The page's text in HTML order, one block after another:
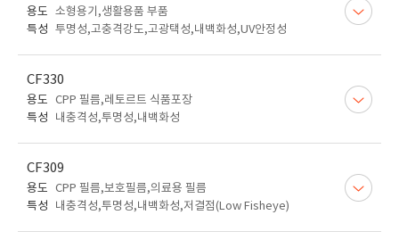
용도 소형용기,생활용품 부품
특성 투명성,고충격강도,고광택성,내백화성,UV안정성
CF330
용도 CPP 필름,레토르트 식품포장
특성
내충격성,투명성,내백화성
CF309
용도 CPP 필름,보호필름,의료용 필름
특성
내충격성,투명성,내백화성,저결점(Low Fisheye)